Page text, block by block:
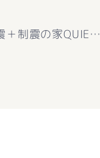
★お知らせ★新築一戸建て 耐震＋制震の家QUIE 甲府市下小河原 第１ 全２棟 2階建 4ＬＤＫ 耐震等級3取得＋住宅性能評価取得(^^♪ 新価格